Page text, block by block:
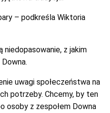
– podkreśla Wiktoria
z jakim
uwagi społeczeństwa na
potrzeby. Chcemy, by ten
osoby z zespołem Downa